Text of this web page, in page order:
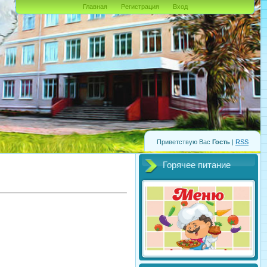
Приветствую Вас Гость | RSS
Главная Регистрация Вход
Горячее питание